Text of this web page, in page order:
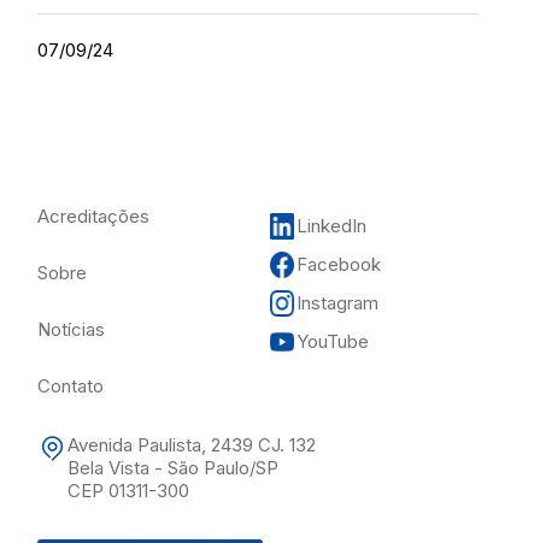
07/09/24
Acreditações
Sobre
Notícias
Contato
Avenida Paulista, 2439 CJ. 132
Bela Vista - São Paulo/SP
CEP 01311-300
LinkedIn
Facebook
Instagram
YouTube